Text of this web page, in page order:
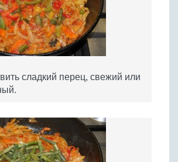
сладкий перец, свежий или